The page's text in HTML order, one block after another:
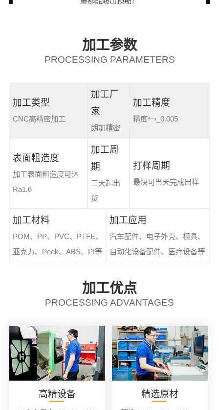
加工参数
PROCESSING PARAMETERS
加工类型
CNC高精密加工
加工厂
家
朗加精密
加工精度
精度+¬_0.005
表面粗造度
加工表面粗造度可达
Ra1.6
加工周
期
三天起出
货
打样周期
最快可当天完成出样
加工材料
POM、PP、PVC、PTFE、
亚克力、Peek、ABS、PI等
加工应用
汽车配件、电子外壳、模具、
自动化设备配件、医疗设备等
加工优点
PROCESSING ADVANTAGES
高精设备 精选原材